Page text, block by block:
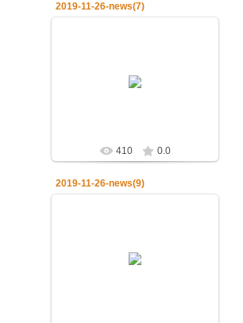
2019-11-26-news(7)
26.11.2019.Церковь чтит память
святителя Иоанна Златоуста
410 0.0
2019-11-26-news(9)
26.11.2019.Церковь чтит память
святителя Иоанна Златоуста